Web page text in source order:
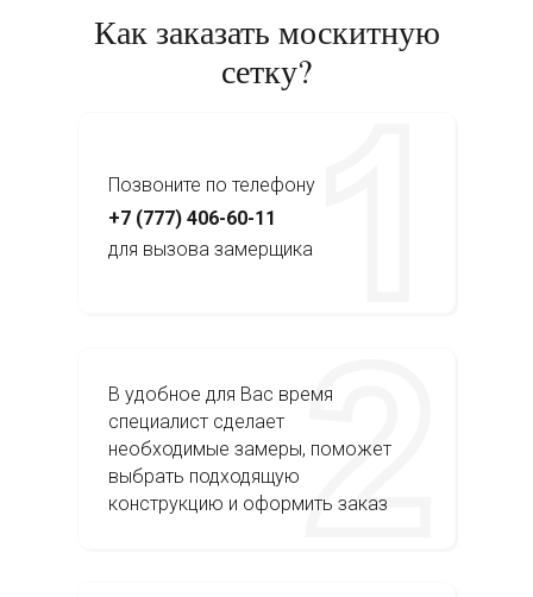
Как заказать москитную
сетку?
Позвоните по телефону
В удобное для Вас время
специалист сделает
необходимые замеры, поможет
выбрать подходящую
конструкцию и оформить заказ
+7 (777) 406-60-11
для вызова замерщика